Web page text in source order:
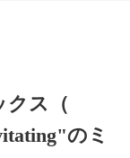
クス（
のミ